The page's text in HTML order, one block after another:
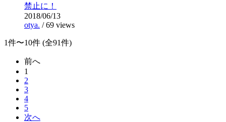
禁止に！
2018/06/13
otya. /69 views
1件〜10件 (全91件)
前へ
1
2
3
4
5
次へ